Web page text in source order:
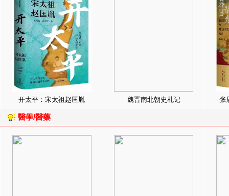
开太平：宋太祖赵匡胤 魏晋南北朝史札记 张
醫學/醫藥